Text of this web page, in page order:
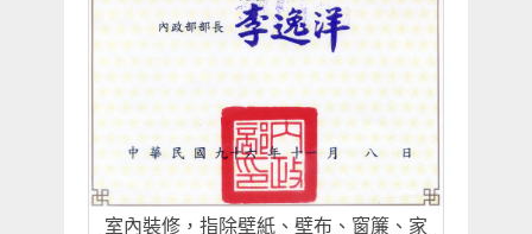
室內裝修，指除壁紙、壁布、窗簾、家